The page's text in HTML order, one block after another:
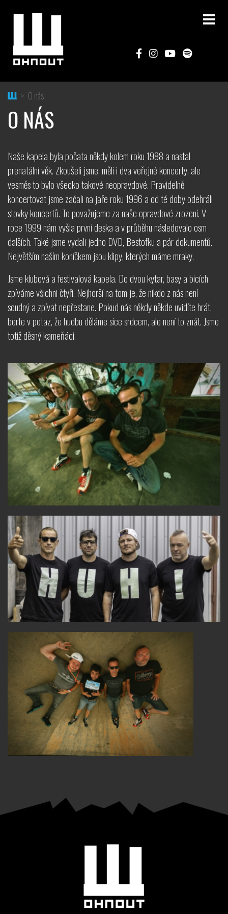
HomeO nás
O NÁS
Naše kapela byla počata někdy kolem roku 1988 a nastal
prenatální věk. Zkoušeli jsme, měli i dva veřejné koncerty, ale
vesměs to bylo všecko takové neopravdové. Pravidelně
koncertovat jsme začali na jaře roku 1996 a od té doby odehráli
stovky koncertů. To považujeme za naše opravdové zrození. V
roce 1999 nám vyšla první deska a v průběhu následovalo osm
dalších. Také jsme vydali jedno DVD, Bestofku a pár dokumentů.
Největším naším koníčkem jsou klipy, kterých máme mraky.
Jsme klubová a festivalová kapela. Do dvou kytar, basy a bicích
zpíváme všichni čtyři. Nejhorší na tom je, že nikdo z nás není
soudný a zpívat nepřestane. Pokud nás někdy někde uvidíte hrát,
berte v potaz, že hudbu děláme sice srdcem, ale není to znát. Jsme
totiž děsný kameňáci.